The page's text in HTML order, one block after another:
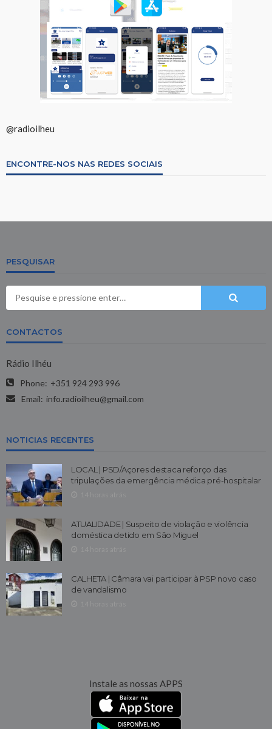
@radioilheu
ENCONTRE-NOS NAS REDES SOCIAIS
PESQUISAR
CONTACTOS
Rádio Ilhéu
Phone: +351 924 293 996
Email: info.radioilheu@gmail.com
NOTICIAS RECENTES
LOCAL | PSD/Açores destaca reforço das
tripulações da emergência médica pré-hospitalar
ATUALIDADE | Suspeito de violação e violência
doméstica detido em São Miguel
CALHETA | Câmara vai participar à PSP novo caso
de vandalismo
Instale as nossas APPS